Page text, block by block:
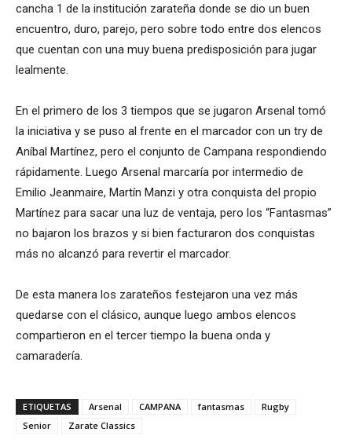
cancha 1 de la institución zarateña donde se dio un buen
encuentro, duro, parejo, pero sobre todo entre dos elencos
que cuentan con una muy buena predisposición para jugar
lealmente.
En el primero de los 3 tiempos que se jugaron Arsenal tomó
la iniciativa y se puso al frente en el marcador con un try de
Aníbal Martínez, pero el conjunto de Campana respondiendo
rápidamente. Luego Arsenal marcaría por intermedio de
Emilio Jeanmaire, Martín Manzi y otra conquista del propio
Martínez para sacar una luz de ventaja, pero los “Fantasmas”
no bajaron los brazos y si bien facturaron dos conquistas
más no alcanzó para revertir el marcador.
De esta manera los zarateños festejaron una vez más
quedarse con el clásico, aunque luego ambos elencos
compartieron en el tercer tiempo la buena onda y
camaradería.
ETIQUETAS Arsenal CAMPANA fantasmas
Rugby
Senior
Zarate Classics